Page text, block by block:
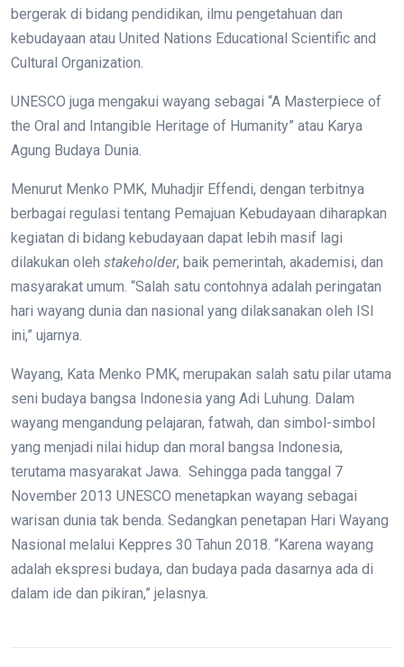
bergerak di bidang pendidikan, ilmu pengetahuan dan
kebudayaan atau United Nations Educational Scientific and
Cultural Organization.
UNESCO juga mengakui wayang sebagai “A Masterpiece of
the Oral and Intangible Heritage of Humanity” atau Karya
Agung Budaya Dunia.
Menurut Menko PMK, Muhadjir Effendi, dengan terbitnya
berbagai regulasi tentang Pemajuan Kebudayaan diharapkan
kegiatan di bidang kebudayaan dapat lebih masif lagi
dilakukan oleh stakeholder, baik pemerintah, akademisi, dan
masyarakat umum. “Salah satu contohnya adalah peringatan
hari wayang dunia dan nasional yang dilaksanakan oleh ISI
ini,” ujarnya.
Wayang, Kata Menko PMK, merupakan salah satu pilar utama
seni budaya bangsa Indonesia yang Adi Luhung. Dalam
wayang mengandung pelajaran, fatwah, dan simbol-simbol
yang menjadi nilai hidup dan moral bangsa Indonesia,
terutama masyarakat Jawa. Sehingga pada tanggal 7
November 2013 UNESCO menetapkan wayang sebagai
warisan dunia tak benda. Sedangkan penetapan Hari Wayang
Nasional melalui Keppres 30 Tahun 2018. “Karena wayang
adalah ekspresi budaya, dan budaya pada dasarnya ada di
dalam ide dan pikiran,” jelasnya.